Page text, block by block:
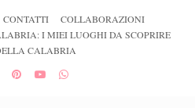
CONTATTI
COLLABORAZIONI
I MIEI LUOGHI DA SCOPRIRE
CALABRIA